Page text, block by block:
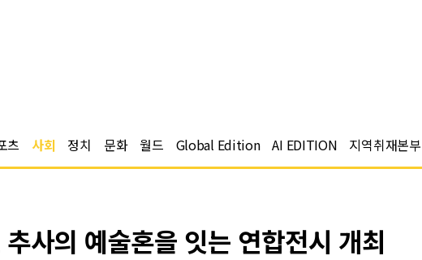
츠 사회 정치 문화 월드 Global Edition AI EDITION 지역취재본부
사의 예술혼을 잇는 연합전시 개최